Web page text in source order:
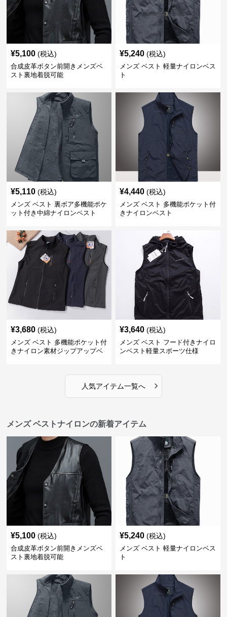
¥5,100 (税込)
合成皮革ボタン前開きメンズベ
スト裏地着脱可能
¥5,240 (税込)
メンズ ベスト 軽量ナイロンベス
ト
¥5,110 (税込)
メンズ ベスト 裏ボア多機能ポケ
ット付き中綿ナイロンベスト
¥4,440 (税込)
メンズ ベスト 多機能ポケット付
きナイロンベスト
¥3,680 (税込)
メンズ ベスト 多機能ポケット付
きナイロン素材ジップアップベ
¥3,640 (税込)
メンズ ベスト フード付きナイロ
ンベスト軽量スポーツ仕様
人気アイテム一覧へ ›
メンズ ベストナイロンの新着アイテム
¥5,100 (税込)
合成皮革ボタン前開きメンズベ
スト裏地着脱可能
¥5,240 (税込)
メンズ ベスト 軽量ナイロンベス
ト